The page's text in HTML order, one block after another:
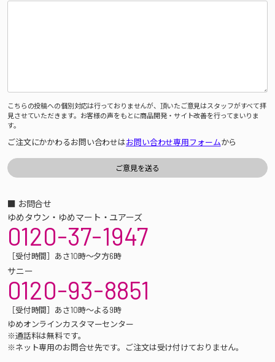
こちらの投稿への個別対応は行っておりませんが、頂いたご意見はスタッフがすべて拝
見させていただきます。お客様の声をもとに商品開発・サイト改善を行ってまいりま
す。
ご注文にかかわるお問い合わせはお問い合わせ専用フォームから
■ お問合せ
ゆめタウン・ゆめマート・ユアーズ
0120-37-1947
［受付時間］あさ10時～夕方6時
サニー
0120-93-8851
［受付時間］あさ10時～よる9時
ゆめオンラインカスタマーセンター
※通話料は無料です。
※ネット専用のお問合せ先です。ご注文は受け付けておりません。